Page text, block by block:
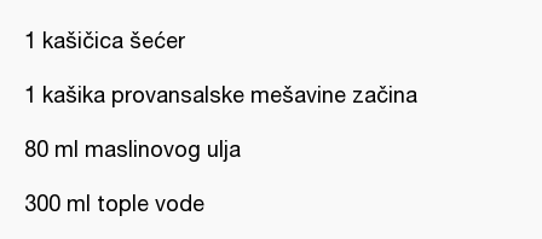
1 kašičica šećer
1 kašika provansalske mešavine začina
80 ml maslinovog ulja
300 ml tople vode